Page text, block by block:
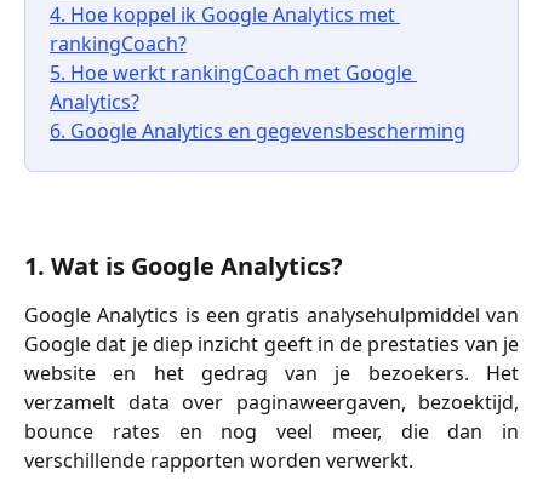
4. Hoe koppel ik Google Analytics met
rankingCoach?
5. Hoe werkt rankingCoach met Google
Analytics?
6. Google Analytics en gegevensbescherming
1. Wat is Google Analytics?
Google Analytics is een gratis analysehulpmiddel van
Google dat je diep inzicht geeft in de prestaties van je
website en het gedrag van je bezoekers. Het
verzamelt data over paginaweergaven, bezoektijd,
bounce rates en nog veel meer, die dan in
verschillende rapporten worden verwerkt.